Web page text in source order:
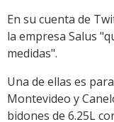
En su cuenta de
la empresa Salus
medidas".
Una de ellas es
Montevideo y
bidones de 6.25L